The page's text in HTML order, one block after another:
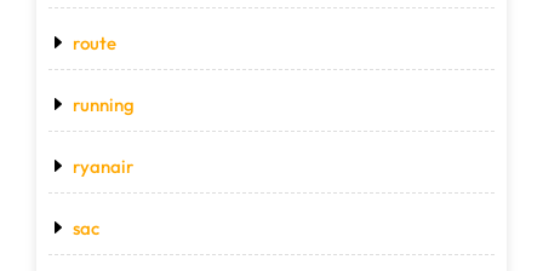
route
running
ryanair
sac